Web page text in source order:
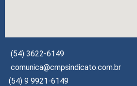
(54) 3622-6149
comunica@cmpsindicato.com.br
(54) 9 9921-6149